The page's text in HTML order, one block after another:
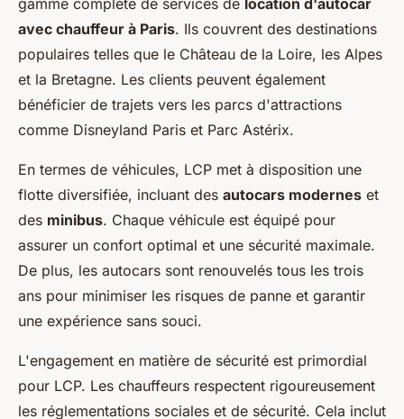
gamme complète de services de location d'autocar
avec chauffeur à Paris. Ils couvrent des destinations
populaires telles que le Château de la Loire, les Alpes
et la Bretagne. Les clients peuvent également
bénéficier de trajets vers les parcs d'attractions
comme Disneyland Paris et Parc Astérix.
En termes de véhicules, LCP met à disposition une
flotte diversifiée, incluant des autocars modernes et
des minibus. Chaque véhicule est équipé pour
assurer un confort optimal et une sécurité maximale.
De plus, les autocars sont renouvelés tous les trois
ans pour minimiser les risques de panne et garantir
une expérience sans souci.
L'engagement en matière de sécurité est primordial
pour LCP. Les chauffeurs respectent rigoureusement
les réglementations sociales et de sécurité. Cela inclut